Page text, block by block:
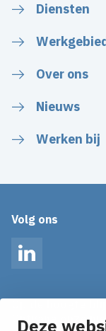
Deze
Diensten
Over ons
Nieuws
Werken bij
Volg ons
LinkedIn
Ontvang onze